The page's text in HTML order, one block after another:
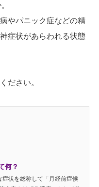
やパニック症などの精
症状があらわれる状態
ださい。
何？
状を総称して「月経前症候